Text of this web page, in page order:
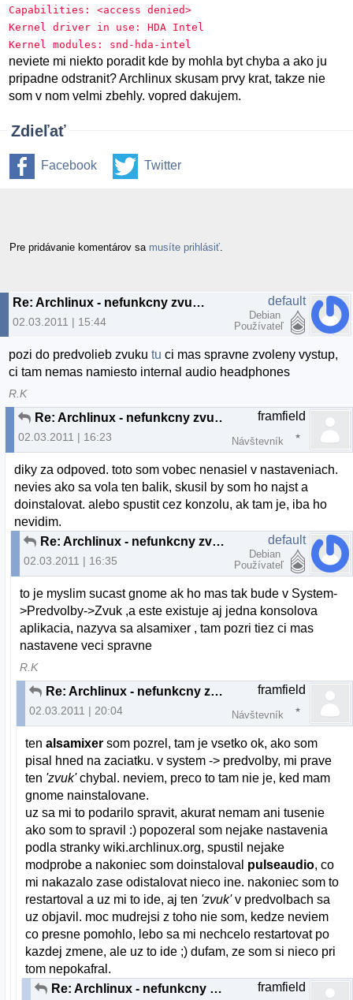
Capabilities: <access denied>
Kernel driver in use: HDA Intel
Kernel modules: snd-hda-intel
neviete mi niekto poradit kde by mohla byt chyba a ako ju
pripadne odstranit? Archlinux skusam prvy krat, takze nie
som v nom velmi zbehly. vopred dakujem.
Zdieľať
Facebook Twitter
Pre pridávanie komentárov sa musíte prihlásiť
Re: Archlinux - nefunkcny zvuk z repraku
02.03.2011 | 15:44
default
Debian
Používateľ
pozi do predvolieb zvukutu ci mas spravne zvoleny vystup,
ci tam nemas namiesto internal audio headphones
R.K
Re: Archlinux - nefunkcny zvuk z repraku
02.03.2011 | 16:23
framfield
Návštevník
diky za odpoved. toto som vobec nenasiel v nastaveniach.
nevies ako sa vola ten balik, skusil by som ho najst a
doinstalovat. alebo spustit cez konzolu, ak tam je, iba ho
nevidim.
Re: Archlinux - nefunkcny zvuk z repraku
02.03.2011 | 16:35
default
Debian
Používateľ
to je myslim sucast gnome ak ho mas tak bude v System-
>Predvolby->Zvuk ,a este existuje aj jedna konsolova
aplikacia, nazyva sa alsamixer , tam pozri tiez ci mas
nastavene veci spravne
R.K
Re: Archlinux - nefunkcny zvuk z repraku
02.03.2011 | 20:04
framfield
Návštevník
tenalsamixer som pozrel, tam je vsetko ok, ako som
pisal hned na zaciatku. v system -> predvolby, mi prave
ten 'zvuk'chybal. neviem, preco to tam nie je, ked mam
gnome nainstalovane.
uz sa mi to podarilo spravit, akurat nemam ani tusenie
ako som to spravil :) popozeral som nejake nastavenia
podla stranky wiki.archlinux.org, spustil nejake
modprobe a nakoniec som doinstaloval pulseaudio, co
mi nakazalo zase odistalovat nieco ine. nakoniec som to
restartoval a uz mi to ide, aj ten 'zvuk'v predvolbach sa
uz objavil. moc mudrejsi z toho nie som, kedze neviem
co presne pomohlo, lebo sa mi nechcelo restartovat po
kazdej zmene, ale uz to ide ;) dufam, ze som si nieco pri
tom nepokafral.
Re: Archlinux - nefunkcny zvuk z repraku
framfield